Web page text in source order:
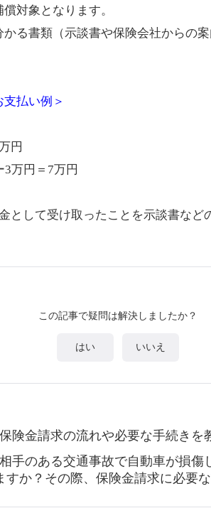
対象となります。
る書類（示談書や保険会社からの
払い例＞
円
万円＝7万円
として受け取ったことを示談書など
この記事で疑問は解決しましたか？
はい いいえ
保険金請求の流れや必要な手続きを
相手のある交通事故で自動車が損
か？その際、保険金請求に必要